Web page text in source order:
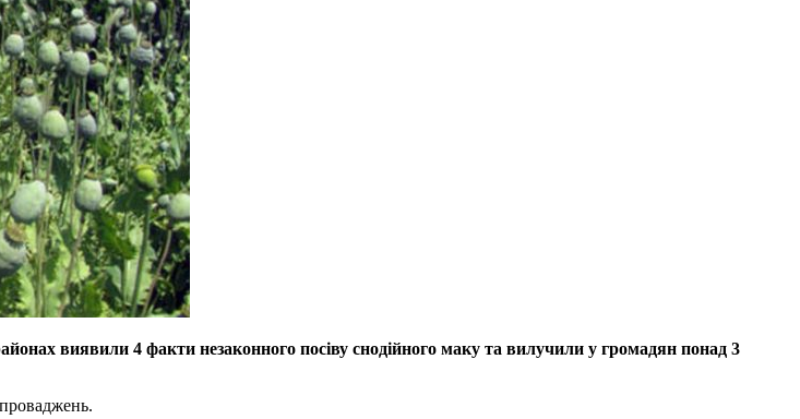
виявили 4 факти незаконного посіву снодійного маку та вилучили у громадян понад 3